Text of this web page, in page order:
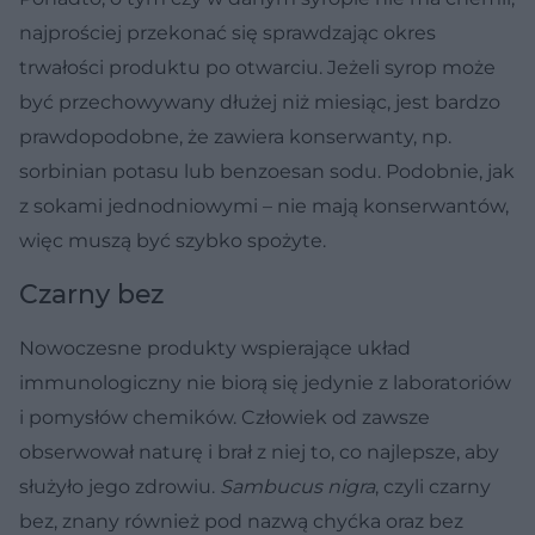
najprościej przekonać się sprawdzając okres
trwałości produktu po otwarciu. Jeżeli syrop może
być przechowywany dłużej niż miesiąc, jest bardzo
prawdopodobne, że zawiera konserwanty, np.
sorbinian potasu lub benzoesan sodu. Podobnie, jak
z sokami jednodniowymi – nie mają konserwantów,
więc muszą być szybko spożyte.
Czarny bez
Nowoczesne produkty wspierające układ
immunologiczny nie biorą się jedynie z laboratoriów
i pomysłów chemików. Człowiek od zawsze
obserwował naturę i brał z niej to, co najlepsze, aby
służyło jego zdrowiu. Sambucus nigra, czyli czarny
bez, znany również pod nazwą chyćka oraz bez